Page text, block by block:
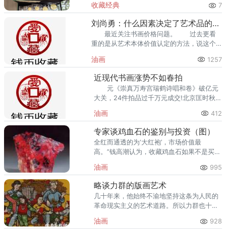
爱琴海购物公园，从行政办公区到运河商务
区，关注钱币收藏的人越来越多
收藏经典 7
刘尚勇：什么因素决定了艺术品的价格？
最近关注书画价格问题。 过去更看
重的是从艺术本体价值认定的方法，说这个
是后来发生了很多变化，特别是建国前30
年，我们是政治挂帅的社会。
油画 1257
近现代书画涨势不如春拍
元《崇真万寿宫瑞鹤诗唱和卷》破亿元
大关，24件拍品过千万元成交!北京匡时秋拍
器杂项、油
油画 412
专家谈鸡血石的鉴别与投资（图）
全红而通透的为‘大红袍’，市场价值最
高。”钱高潮认为，收藏鸡血石如果不是买到
个价。
油画 995
略谈力群的版画艺术
几十年来，他始终不渝地坚持这条为人民的
革命现实主义的艺术道路。所以力群也十分
点，也是力群艺术的成就。
油画 928